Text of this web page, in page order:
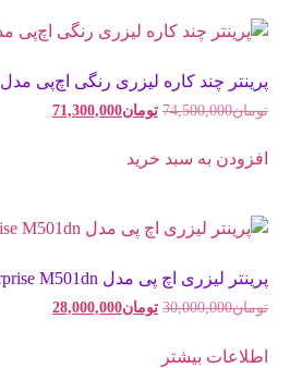
پرینتر چند کاره لیزری رنگی اچ‌پی مدل M479fdn
تومان74,500,000 تومان71,300,000
افزودن به سبد خرید
پرینتر لیزری اچ پی مدل LaserJet Enterprise M501dn
تومان30,000,000 تومان28,000,000
اطلاعات بیشتر